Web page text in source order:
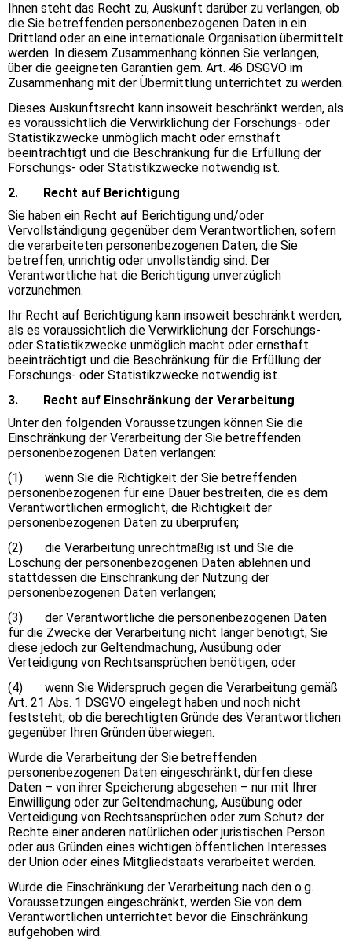
Ihnen steht das Recht zu, Auskunft darüber zu verlangen, ob
die Sie betreffenden personenbezogenen Daten in ein
Drittland oder an eine internationale Organisation übermittelt
werden. In diesem Zusammenhang können Sie verlangen,
über die geeigneten Garantien gem. Art. 46 DSGVO im
Zusammenhang mit der Übermittlung unterrichtet zu werden.
Dieses Auskunftsrecht kann insoweit beschränkt werden, als
es voraussichtlich die Verwirklichung der Forschungs- oder
Statistikzwecke unmöglich macht oder ernsthaft
beeinträchtigt und die Beschränkung für die Erfüllung der
Forschungs- oder Statistikzwecke notwendig ist.
2. Recht auf Berichtigung
Sie haben ein Recht auf Berichtigung und/oder
Vervollständigung gegenüber dem Verantwortlichen, sofern
die verarbeiteten personenbezogenen Daten, die Sie
betreffen, unrichtig oder unvollständig sind. Der
Verantwortliche hat die Berichtigung unverzüglich
vorzunehmen.
Ihr Recht auf Berichtigung kann insoweit beschränkt werden,
als es voraussichtlich die Verwirklichung der Forschungs-
oder Statistikzwecke unmöglich macht oder ernsthaft
beeinträchtigt und die Beschränkung für die Erfüllung der
Forschungs- oder Statistikzwecke notwendig ist.
3. Recht auf Einschränkung der Verarbeitung
Unter den folgenden Voraussetzungen können Sie die
Einschränkung der Verarbeitung der Sie betreffenden
personenbezogenen Daten verlangen:
(1) wenn Sie die Richtigkeit der Sie betreffenden
personenbezogenen für eine Dauer bestreiten, die es dem
Verantwortlichen ermöglicht, die Richtigkeit der
personenbezogenen Daten zu überprüfen;
(2) die Verarbeitung unrechtmäßig ist und Sie die
Löschung der personenbezogenen Daten ablehnen und
stattdessen die Einschränkung der Nutzung der
personenbezogenen Daten verlangen;
(3) der Verantwortliche die personenbezogenen Daten
für die Zwecke der Verarbeitung nicht länger benötigt, Sie
diese jedoch zur Geltendmachung, Ausübung oder
Verteidigung von Rechtsansprüchen benötigen, oder
(4) wenn Sie Widerspruch gegen die Verarbeitung gemäß
Art. 21 Abs. 1 DSGVO eingelegt haben und noch nicht
feststeht, ob die berechtigten Gründe des Verantwortlichen
gegenüber Ihren Gründen überwiegen.
Wurde die Verarbeitung der Sie betreffenden
personenbezogenen Daten eingeschränkt, dürfen diese
Daten – von ihrer Speicherung abgesehen – nur mit Ihrer
Einwilligung oder zur Geltendmachung, Ausübung oder
Verteidigung von Rechtsansprüchen oder zum Schutz der
Rechte einer anderen natürlichen oder juristischen Person
oder aus Gründen eines wichtigen öffentlichen Interesses
der Union oder eines Mitgliedstaats verarbeitet werden.
Wurde die Einschränkung der Verarbeitung nach den o.g.
Voraussetzungen eingeschränkt, werden Sie von dem
Verantwortlichen unterrichtet bevor die Einschränkung
aufgehoben wird.